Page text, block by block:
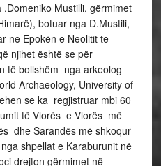
Mustilli, gërmimet
botuar nga D.Mustili,
ne Epokën e Neolitit te
njihet është se për
të bollshëm nga arkeolog
Archaeology, University of
se ka regjistruar mbi 60
të Vlorës e Vlorës më
dhe Sarandës më shkoqur
shpellat e Karaburunit në
drejton gërmimet në